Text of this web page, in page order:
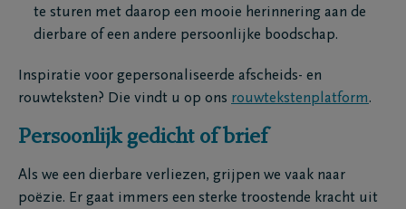
te sturen met daarop een mooie herinnering aan de
dierbare of een andere persoonlijke boodschap.
Inspiratie voor gepersonaliseerde afscheids- en
rouwteksten? Die vindt u op ons rouwtekstenplatform.
Persoonlijk gedicht of brief
Als we een dierbare verliezen, grijpen we vaak naar
poëzie. Er gaat immers een sterke troostende kracht uit